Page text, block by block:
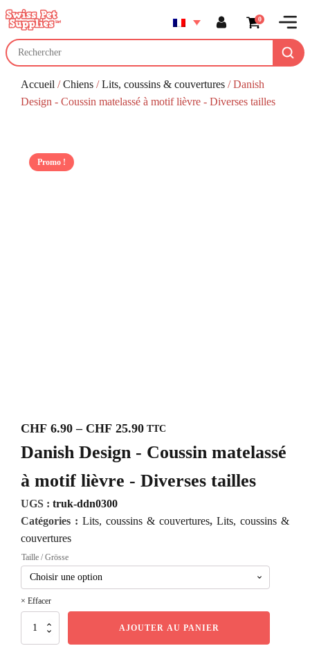
0
Accueil /Chiens /Lits, coussins & couvertures / Danish
Design - Coussin matelassé à motif lièvre - Diverses tailles
Promo !
CHF 6.90 – CHF 25.90
Plage
de
prix :
à
CHF 25.90
TTC
Danish Design - Coussin matelassé
à motif lièvre - Diverses tailles
UGS : truk-ddn0300
Catégories : Lits, coussins & couvertures, Lits, coussins &
couvertures
Taille / Grösse
Effacer
quantité
AJOUTER AU PANIER